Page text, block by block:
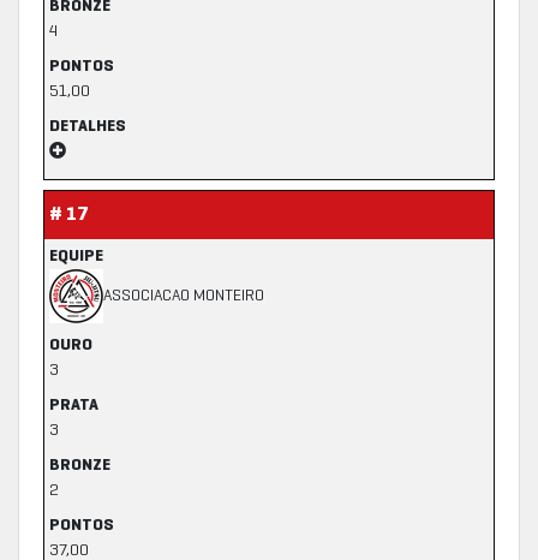
BRONZE
4
PONTOS
51,00
DETALHES
# 17
EQUIPE
ASSOCIACAO MONTEIRO
OURO
3
PRATA
3
BRONZE
2
PONTOS
37,00